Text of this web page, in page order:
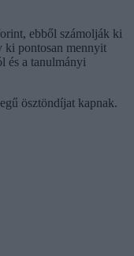
ebből számolják ki
ki pontosan mennyit
és a tanulmányi
ösztöndíjat kapnak.